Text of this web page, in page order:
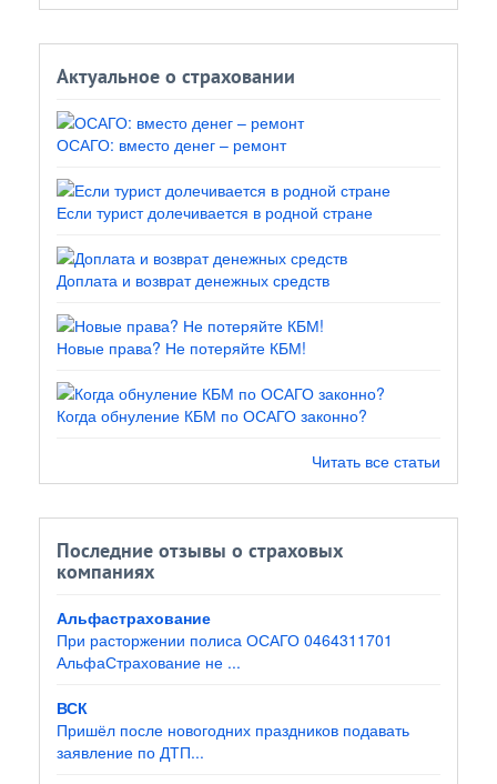
Актуальное о страховании
ОСАГО: вместо денег – ремонт
Если турист долечивается в родной стране
Доплата и возврат денежных средств
Новые права? Не потеряйте КБМ!
Когда обнуление КБМ по ОСАГО законно?
Читать все статьи
Последние отзывы о страховых
компаниях
Альфастрахование
При расторжении полиса ОСАГО 0464311701
АльфаСтрахование не ...
ВСК
Пришёл после новогодних праздников подавать
заявление по ДТП...